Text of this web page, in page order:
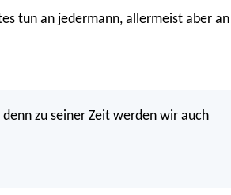
tun an jedermann, allermeist aber an
zu seiner Zeit werden wir auch